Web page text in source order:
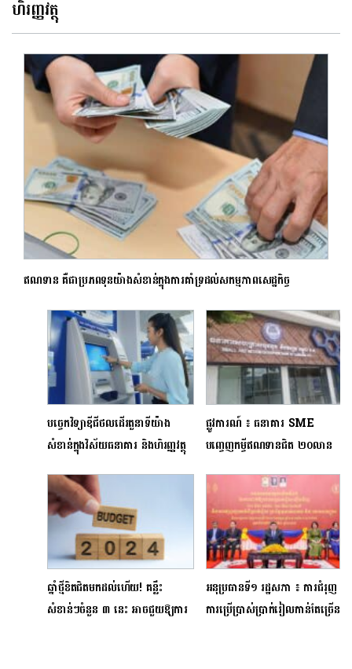
ហិរញ្ញវត្ថុ
ឥណទាន គឺជាប្រភពទុនយ៉ាងសំខាន់ក្នុងការគាំទ្រដល់សកម្មភាពសេដ្ឋកិច្ច
បច្ចេកវិទ្យាឌីជីថលដើរតួនាទីយ៉ាង
សំខាន់ក្នុងវិស័យធនាគារ និងហិរញ្ញវត្ថុ
ផ្លូវការណ៍ ៖ ធនាគារ SME
បញ្ចេញកម្ចីឥណទានជិត ២០លាន
មធ្យមស្ថិតក្នុងវិស័យទេសចរណ៍
ឆ្នាំថ្មីខិតជិតមកដល់ហើយ! គន្លឹះ
សំខាន់ៗចំនួន ៣ នេះ អាចជួយឱ្យការ
អនុប្រធានទី១ រដ្ឋសភា ៖ ការជំរុញ
ការប្រើប្រាស់ប្រាក់រៀលកាន់តែច្រើន